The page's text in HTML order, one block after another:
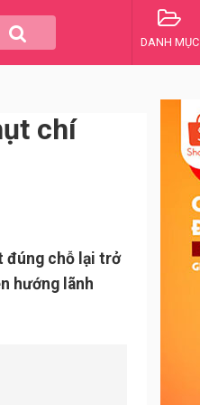
DANH MỤC
chí
đúng chỗ lại trở
hướng lãnh